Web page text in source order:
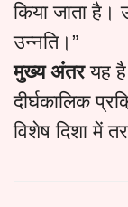
किया जाता है।
उन्नति।”
मुख्य अंतरयह
दीर्घकालिक
विशेष दिशा में